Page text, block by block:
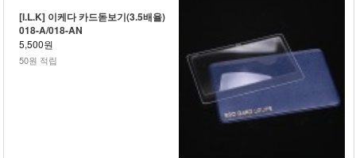
[I.L.K] 이케다 카드돋보기(3.5배율)
018-A/018-AN
5,500원
50원 적립